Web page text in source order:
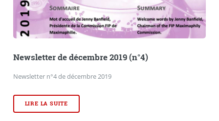
Newsletter de décembre 2019 (n°4)
Newsletter n°4 de décembre 2019
LIRE LA SUITE